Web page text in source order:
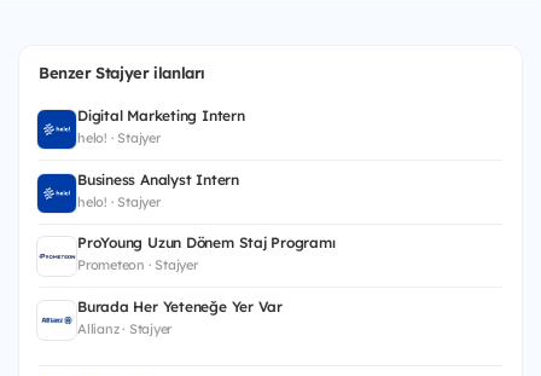
Benzer Stajyer ilanları
Digital Marketing Intern
helo! · Stajyer
Business Analyst Intern
helo! · Stajyer
ProYoung Uzun Dönem Staj Programı
Prometeon · Stajyer
Burada Her Yeteneğe Yer Var
Allianz · Stajyer